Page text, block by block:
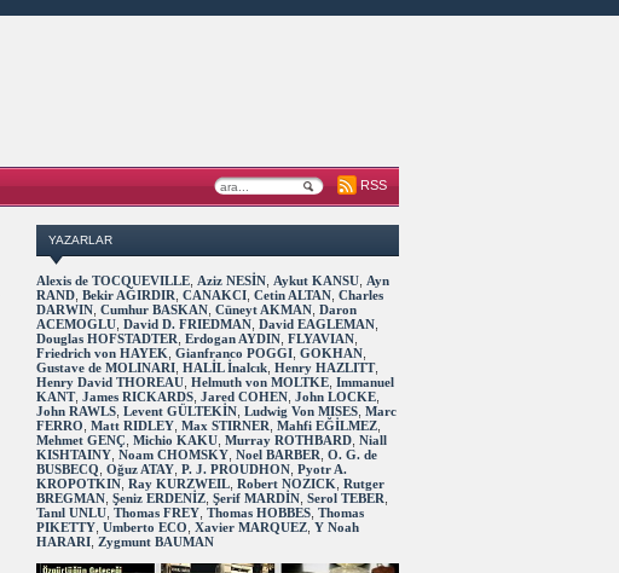
RSS
YAZARLAR
Alexis de TOCQUEVILLE Aziz NESİN Aykut KANSU Ayn
RAND Bekir AĞIRDIR CANAKCI Cetin ALTAN Charles
DARWIN Cumhur BASKAN Cüneyt AKMAN Daron
ACEMOGLU David D. FRIEDMAN David EAGLEMAN
Douglas HOFSTADTER Erdogan AYDIN FLYAVIAN
Friedrich von HAYEK Gianfranco POGGI GOKHAN
Gustave de MOLINARI HALİL İnalcık Henry HAZLITT,
Henry David THOREAU Helmuth von MOLTKE Immanuel
KANT, James RICKARDS Jared COHEN John LOCKE
John RAWLS Levent GÜLTEKİN Ludwig Von MISES Marc
FERRO Matt RIDLEY Max STIRNER Mahfi EĞİLMEZ
Mehmet GENÇ Michio KAKU Murray ROTHBARD Niall
KISHTAINY Noam CHOMSKY Noel BARBER O. G. de
BUSBECQ Oğuz ATAY P. J. PROUDHON Pyotr A.
KROPOTKIN Ray KURZWEIL Robert NOZICK Rutger
BREGMAN Şeniz ERDENİZ Şerif MARDİN Serol TEBER
Tanıl UNLU Thomas FREY Thomas HOBBES Thomas
PIKETTY Umberto ECO Xavier MARQUEZ Y Noah
HARARI Zygmunt BAUMAN